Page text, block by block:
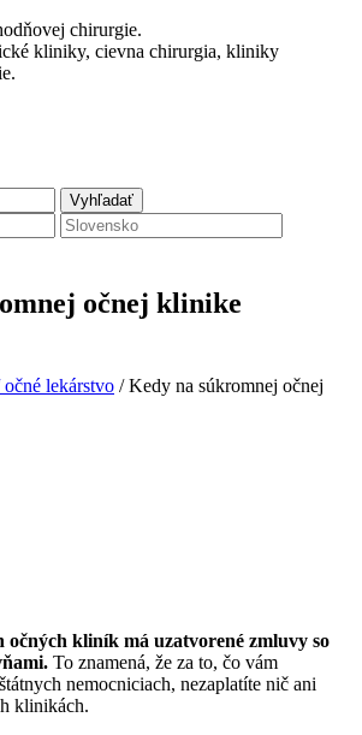
chirurgie.
kliniky, cievna chirurgia, kliniky
očnej klinike
lekárstvo /Kedy na súkromnej očnej
očných kliník má uzatvorené zmluvy so
To znamená, že za to, čo vám
nemocniciach, nezaplatíte nič ani
klinikách.